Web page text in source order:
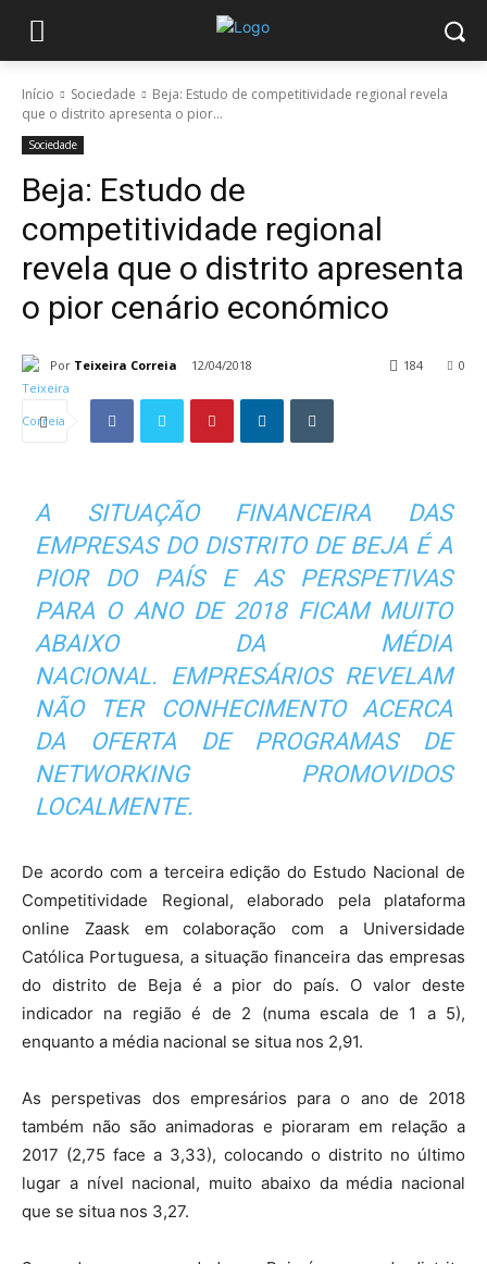
Início Sociedade
Beja: Estudo de competitividade regional revela
que o distrito apresenta o pior...
Sociedade
Beja: Estudo de
competitividade regional
revela que o distrito apresenta
o pior cenário económico
Por Teixeira Correia 12/04/2018 0
184
A SITUAÇÃO FINANCEIRA DAS
EMPRESAS DO DISTRITO DE BEJA É A
PIOR DO PAÍS E AS PERSPETIVAS
PARA O ANO DE 2018 FICAM MUITO
ABAIXO DA MÉDIA
NACIONAL. EMPRESÁRIOS REVELAM
NÃO TER CONHECIMENTO ACERCA
DA OFERTA DE PROGRAMAS DE
NETWORKING PROMOVIDOS
LOCALMENTE.
De acordo com a terceira edição do Estudo Nacional de
Competitividade Regional, elaborado pela plataforma
online Zaask em colaboração com a Universidade
Católica Portuguesa, a situação financeira das empresas
do distrito de Beja é a pior do país. O valor deste
indicador na região é de 2 (numa escala de 1 a 5),
enquanto a média nacional se situa nos 2,91.
As perspetivas dos empresários para o ano de 2018
também não são animadoras e pioraram em relação a
2017 (2,75 face a 3,33), colocando o distrito no último
lugar a nível nacional, muito abaixo da média nacional
que se situa nos 3,27.